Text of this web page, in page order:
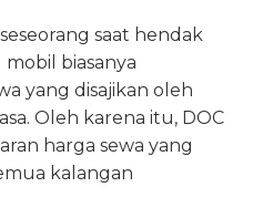
saat hendak
biasanya
yang disajikan oleh
Oleh karena itu, DOC
harga sewa yang
kalangan